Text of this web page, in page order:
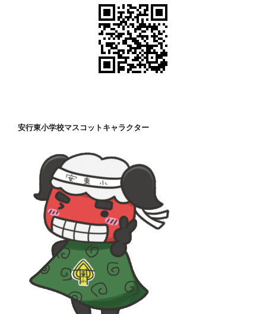
安行東小学校マスコットキャラクター